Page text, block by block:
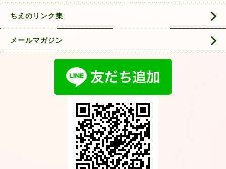
ちえのリンク集
メールマガジン